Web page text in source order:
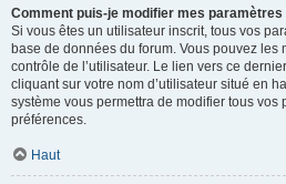
Comment puis-je modifier mes paramètres
Si vous êtes un utilisateur inscrit, tous vos
base de données du forum. Vous pouvez
contrôle de l’utilisateur. Le lien vers ce
cliquant sur votre nom d’utilisateur situé en
système vous permettra de modifier tous vos
préférences.
Haut